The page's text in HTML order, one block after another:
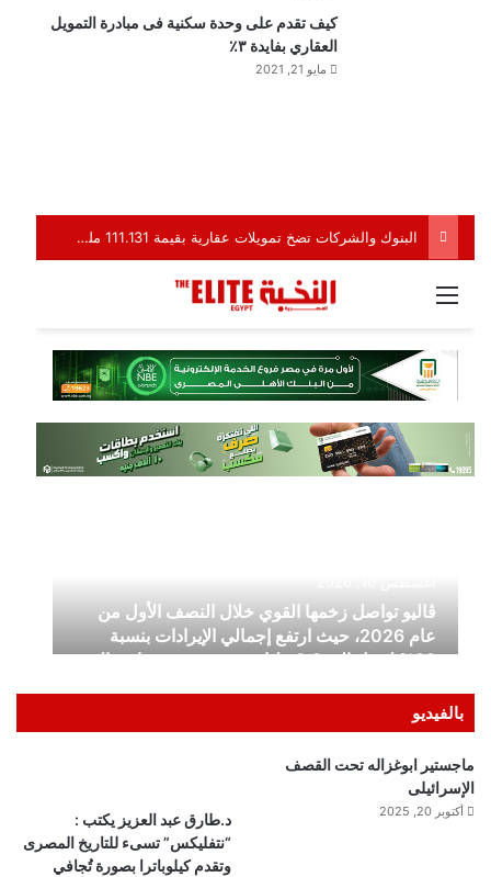
كيف تقدم على وحدة سكنية فى مبادرة التمويل
العقاري بفايدة ٣٪
مايو 21, 2021
بالفيديو
ماجستير ابوغزاله تحت القصف
الإسرائيلى
أكتوبر 20, 2025
د.طارق عبد العزيز يكتب :
“نتفليكس” تسىء للتاريخ المصرى
وتقدم كيلوباترا بصورة تُجافي